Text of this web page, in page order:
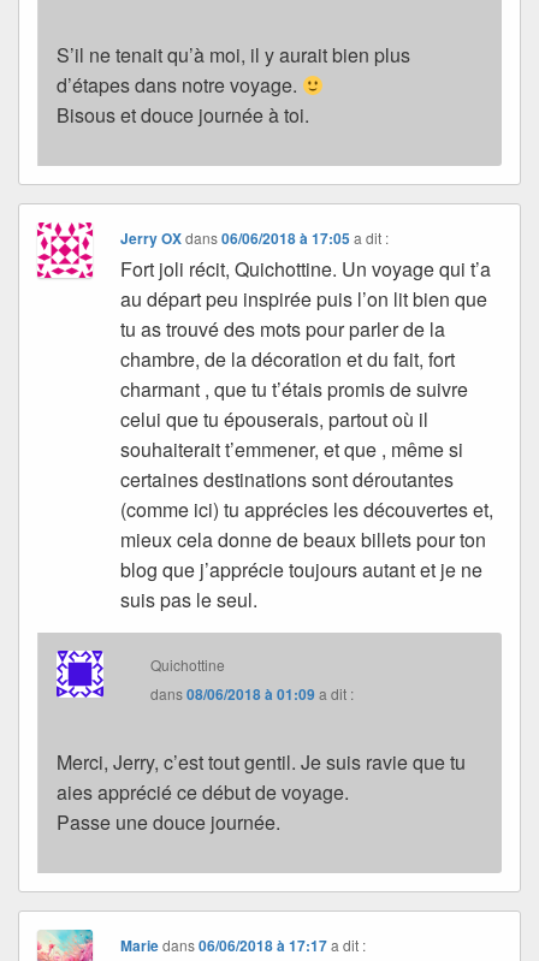
S’il ne tenait qu’à moi, il y aurait bien plus
d’étapes dans notre voyage.
Bisous et douce journée à toi.
Jerry OXdans06/06/2018 à 17:05 a dit :
Fort joli récit, Quichottine. Un voyage qui t’a
au départ peu inspirée puis l’on lit bien que
tu as trouvé des mots pour parler de la
chambre, de la décoration et du fait, fort
charmant , que tu t’étais promis de suivre
celui que tu épouserais, partout où il
souhaiterait t’emmener, et que , même si
certaines destinations sont déroutantes
(comme ici) tu apprécies les découvertes et,
mieux cela donne de beaux billets pour ton
blog que j’apprécie toujours autant et je ne
suis pas le seul.
Quichottine
dans08/06/2018 à 01:09a dit :
Merci, Jerry, c’est tout gentil. Je suis ravie que tu
aies apprécié ce début de voyage.
Passe une douce journée.
Mariedans06/06/2018 à 17:17 a dit :